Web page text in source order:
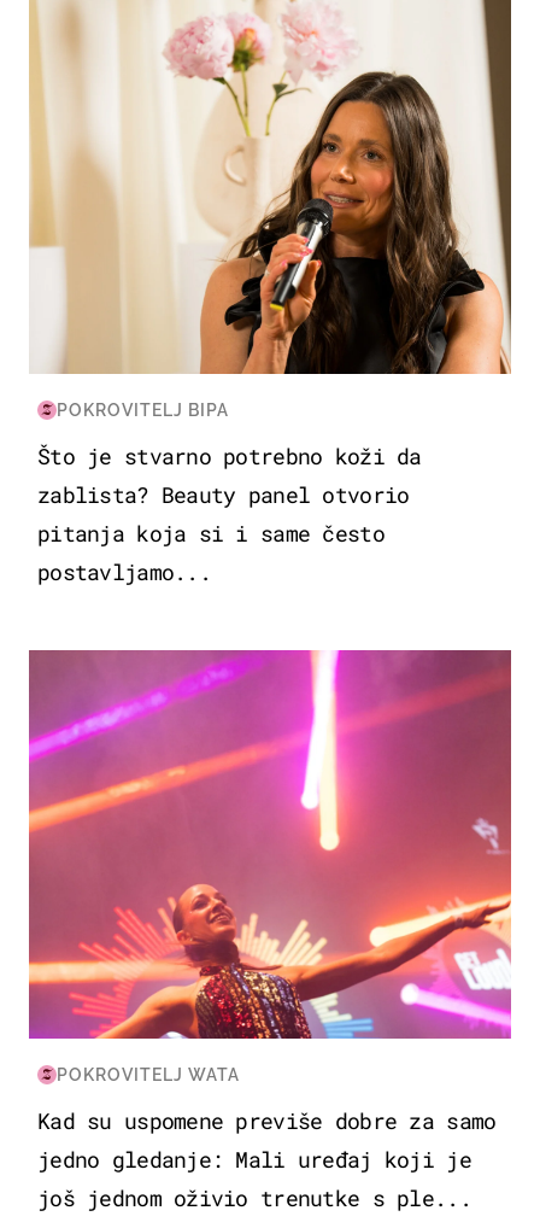
POKROVITELJ BIPA
Što je stvarno potrebno koži da
zablista? Beauty panel otvorio
pitanja koja si i same često
postavljamo...
KULTURA & ZABAVA
POKROVITELJ WATA
Kad su uspomene previše dobre za samo
jedno gledanje: Mali uređaj koji je
još jednom oživio trenutke s ple...